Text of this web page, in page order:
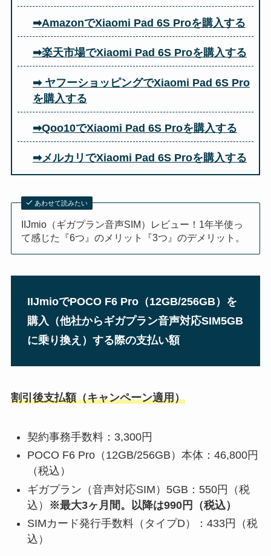
➡AmazonでXiaomi Pad 6S Proを購入する
➡楽天市場でXiaomi Pad 6S Proを購入する
➡ ヤフーショッピングでXiaomi Pad 6S Pro
を購入する
➡Qoo10でXiaomi Pad 6S Proを購入する
➡メルカリでXiaomi Pad 6S Proを購入する
あわせて読みたい
IIJmio（ギガプラン音声SIM）レビュー！1年半使っ
て感じた『6つ』のメリット『3つ』のデメリット。
IIJmioでPOCO F6 Pro（12GB/256GB）を
購入（他社からギガプラン音声対応SIM5GB
に乗り換え）する際の支払い額
割引後支払額（キャンペーン適用）
契約事務手数料：3,300円
POCO F6 Pro（12GB/256GB）本体：46,800円
（税込）
ギガプラン（音声対応SIM）5GB： 550円（税
込）
※最大3ヶ月間。以降は990円（税込）
SIMカード発行手数料（タイプD）：433円（税
込）